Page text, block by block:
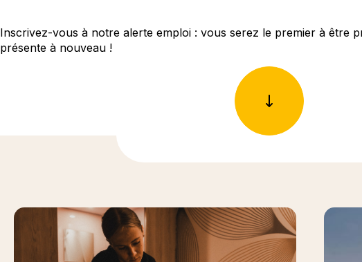
Inscrivez-vous à notre alerte emploi : vous serez le premier à être
présente à nouveau !